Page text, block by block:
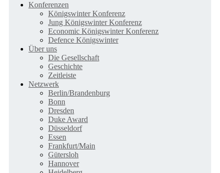
Konferenzen
Königswinter Konferenz
Jung Königswinter Konferenz
Economic Königswinter Konferenz
Defence Königswinter
Über uns
Die Gesellschaft
Geschichte
Zeitleiste
Netzwerk
Berlin/Brandenburg
Bonn
Dresden
Duke Award
Düsseldorf
Essen
Frankfurt/Main
Gütersloh
Hannover